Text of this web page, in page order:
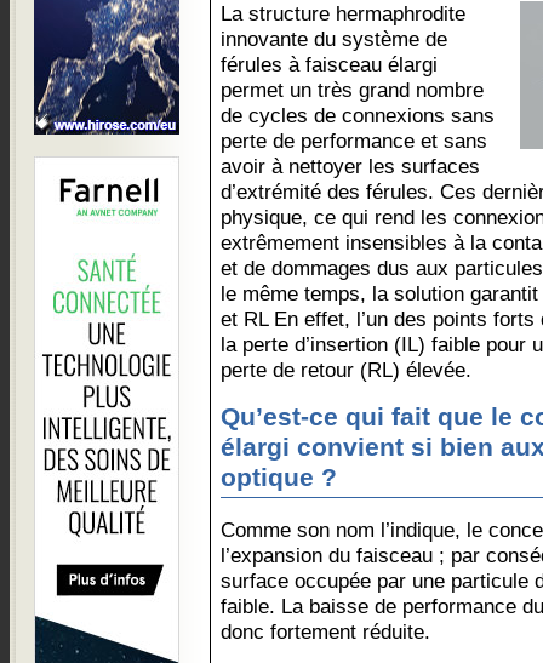
La structure hermaphrodite
innovante du système de
férules à faisceau élargi
permet un très grand nombre
de cycles de connexions sans
perte de performance et sans
avoir à nettoyer les surfaces
d’extrémité des férules. Ces
physique, ce qui rend les
extrêmement insensibles à la
et de dommages dus aux
le même temps, la solution
et RL En effet, l’un des points
la perte d’insertion (IL) faible pour
perte de retour (RL) élevée.
Qu’est-ce qui fait que le
élargi convient si bien
optique ?
Comme son nom l’indique, le
l’expansion du faisceau ; par
surface occupée par une particule
faible. La baisse de performance
donc fortement réduite.